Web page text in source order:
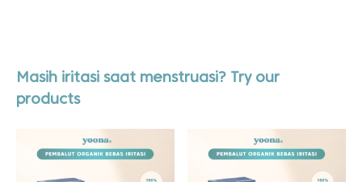
Masih iritasi saat menstruasi? Try our
products